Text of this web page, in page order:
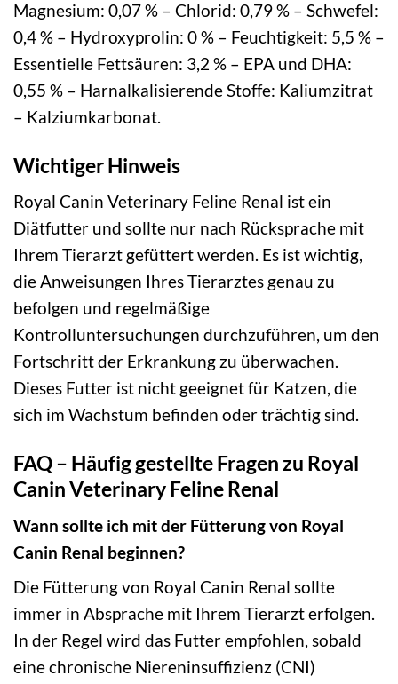
Magnesium: 0,07 % – Chlorid: 0,79 % – Schwefel:
0,4 % – Hydroxyprolin: 0 % – Feuchtigkeit: 5,5 % –
Essentielle Fettsäuren: 3,2 % – EPA und DHA:
0,55 % – Harnalkalisierende Stoffe: Kaliumzitrat
– Kalziumkarbonat.
Wichtiger Hinweis
Royal Canin Veterinary Feline Renal ist ein
Diätfutter und sollte nur nach Rücksprache mit
Ihrem Tierarzt gefüttert werden. Es ist wichtig,
die Anweisungen Ihres Tierarztes genau zu
befolgen und regelmäßige
Kontrolluntersuchungen durchzuführen, um den
Fortschritt der Erkrankung zu überwachen.
Dieses Futter ist nicht geeignet für Katzen, die
sich im Wachstum befinden oder trächtig sind.
FAQ – Häufig gestellte Fragen zu Royal
Canin Veterinary Feline Renal
Wann sollte ich mit der Fütterung von Royal
Canin Renal beginnen?
Die Fütterung von Royal Canin Renal sollte
immer in Absprache mit Ihrem Tierarzt erfolgen.
In der Regel wird das Futter empfohlen, sobald
eine chronische Niereninsuffizienz (CNI)